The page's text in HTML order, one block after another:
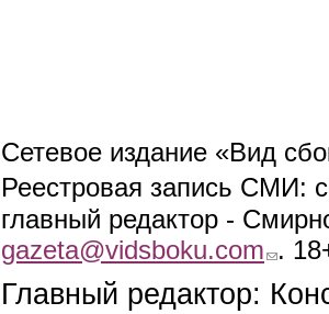
Сетевое издание «Вид
Реестровая запись СМИ:
главный редактор -
gazeta@vidsboku.com (link sends
.
Главный редактор: